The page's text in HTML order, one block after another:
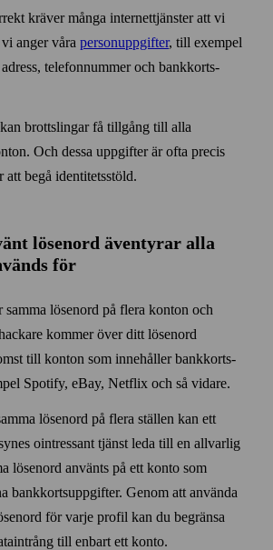
kräver många internet­tjänster att vi
anger våra person­uppgifter, till exempel
telefon­nummer och bank­korts­
brottslingar få tillgång till alla
Och dessa uppgifter är ofta precis
att begå identitets­stöld.
lösen­ord äventyrar alla
för
samma lösen­ord på flera konton och
kommer över ditt lösen­ord
till konton som innehåller bank­korts­
Spotify, eBay, Netflix och så vidare.
lösen­ord på flera ställen kan ett
ointressant tjänst leda till en allvarlig
lösen­ord använts på ett konto som
bank­korts­uppgifter. Genom att använda
för varje profil kan du begränsa
till enbart ett konto.